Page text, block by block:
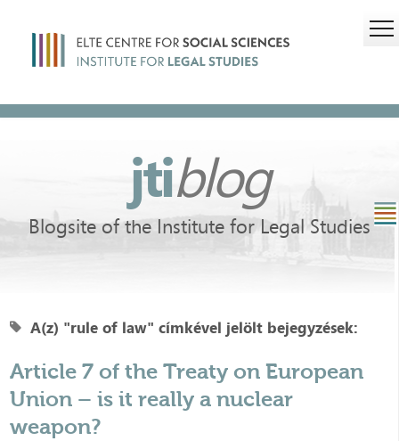
jtiblog
Blogsite of the Institute for Legal Studies
A(z) "rule of law" címkével jelölt bejegyzések:
Article 7 of the Treaty on European
Union – is it really a nuclear
weapon?